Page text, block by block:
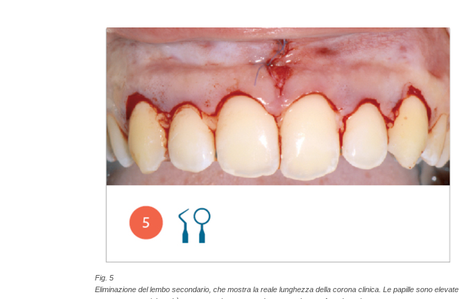
Fig. 5
Eliminazione del lembo secondario, che mostra la reale lunghezza della corona clinica. Le papille sono elevate